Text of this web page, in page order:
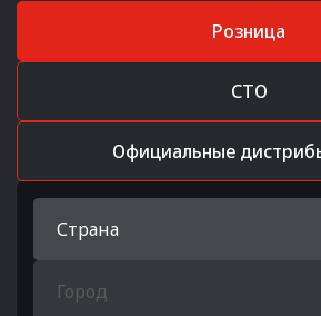
Розница
СТО
Официальные
Страна
Город